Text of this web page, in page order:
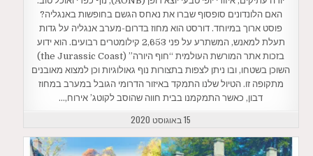
האם הלונדונים סופסוף שברו את נאחס הגשם בחופשות באנגליה?
פוסט ארוך במיוחד. דורסט הוא מחוז בדרום-מערב אנגליה על גדות
תעלת למאנש, המשתרע על פני 2,653 קילומטרים רבועים. הוא ידוע
בזכות אתר המורשת העולמית “חוף היורה” (the Jurassic Coast)
השוכן בשטחו, ובו ניתן לצפות בתצורות נוף גאולוגיות וכן למצוא מאובנים
מתקופה זו. הטיול שלנו התמקד באיזור הדרומי הגובל במערב במחוז
דבון, כאשר התמקמנו בבית חווה שהוסב לקוטג’ אירוח,…
15 באוגוסט 2020